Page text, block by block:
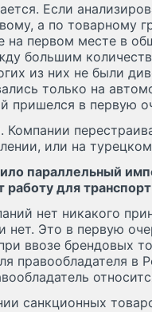
Если
а по товарному
на первом месте в
большим
из них не были
только на
пришелся в первую
Компании
или на
параллельный
для
нет никакого
нет. Это в первую
ввозе брендовых
правообладателя в
санкционных